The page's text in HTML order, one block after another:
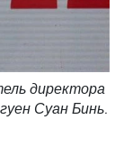
директора
Суан Бинь.